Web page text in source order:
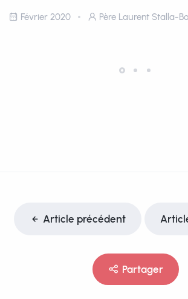
Février 2020 Père Laurent Stalla-
Article précédent
Partager